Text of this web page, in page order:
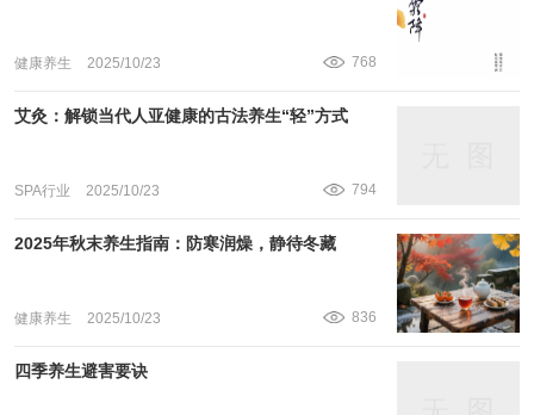
健康养生 2025/10/23 768
艾灸：解锁当代人亚健康的古法养生“轻”方式
SPA行业 2025/10/23 794
2025年秋末养生指南：防寒润燥，静待冬藏
健康养生 2025/10/23 836
四季养生避害要诀